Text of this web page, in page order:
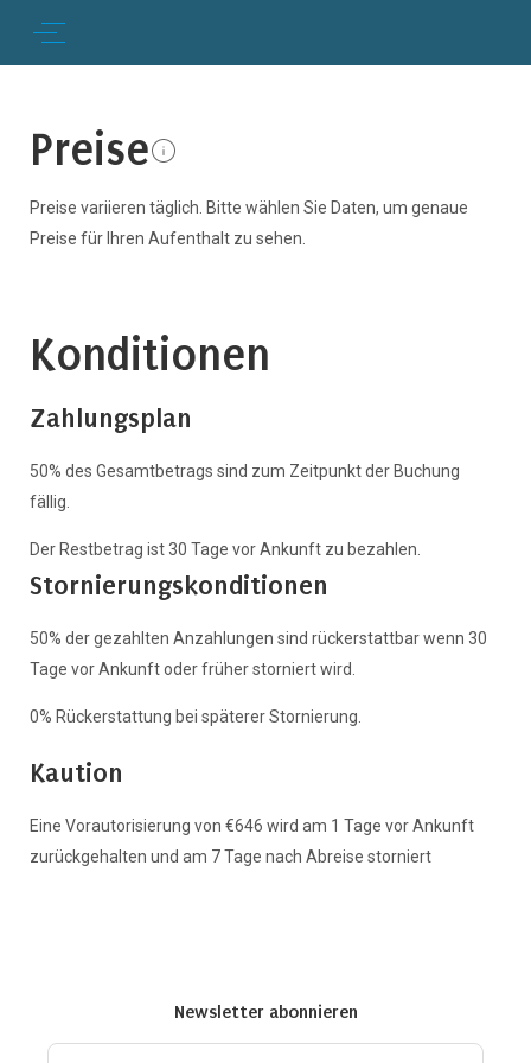
Preise
Preise variieren täglich. Bitte wählen Sie Daten, um genaue
Preise für Ihren Aufenthalt zu sehen.
Konditionen
Zahlungsplan
50% des Gesamtbetrags sind zum Zeitpunkt der Buchung
fällig.
Der Restbetrag ist 30 Tage vor Ankunft zu bezahlen.
Stornierungskonditionen
50% der gezahlten Anzahlungen sind rückerstattbar wenn 30
Tage vor Ankunft oder früher storniert wird.
0% Rückerstattung bei späterer Stornierung.
Kaution
Eine Vorautorisierung von €646 wird am 1 Tage vor Ankunft
zurückgehalten und am 7 Tage nach Abreise storniert
Newsletter abonnieren